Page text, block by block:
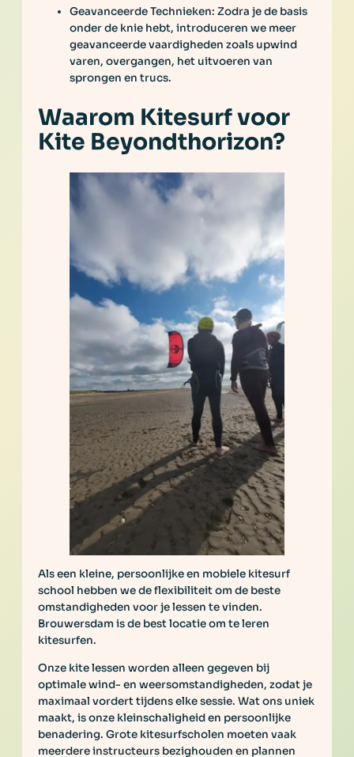
Geavanceerde Technieken: Zodra je de basis
onder de knie hebt, introduceren we meer
geavanceerde vaardigheden zoals upwind
varen, overgangen, het uitvoeren van
sprongen en trucs.
Waarom Kitesurf voor
Kite Beyondthorizon?
Als een kleine, persoonlijke en mobiele kitesurf
school hebben we de flexibiliteit om de beste
omstandigheden voor je lessen te vinden.
Brouwersdam is de best locatie om te leren
kitesurfen.
Onze kite lessen worden alleen gegeven bij
optimale wind- en weersomstandigheden, zodat je
maximaal vordert tijdens elke sessie. Wat ons uniek
maakt, is onze kleinschaligheid en persoonlijke
benadering. Grote kitesurfscholen moeten vaak
meerdere instructeurs bezighouden en plannen